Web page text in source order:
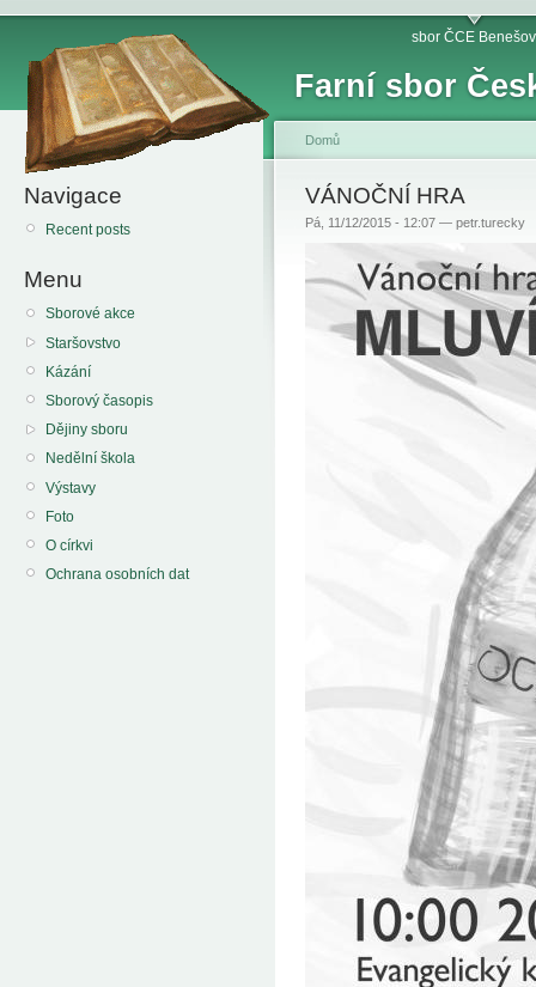
Farní sbor
sbor ČCE Benešov
Navigace
Recent posts
Menu
Sborové akce
Staršovstvo
Kázání
Sborový časopis
Dějiny sboru
Nedělní škola
Výstavy
Foto
O církvi
Ochrana osobních dat
Domů
VÁNOČNÍ HRA
Pá, 11/12/2015 - 12:07 — petr.turecky